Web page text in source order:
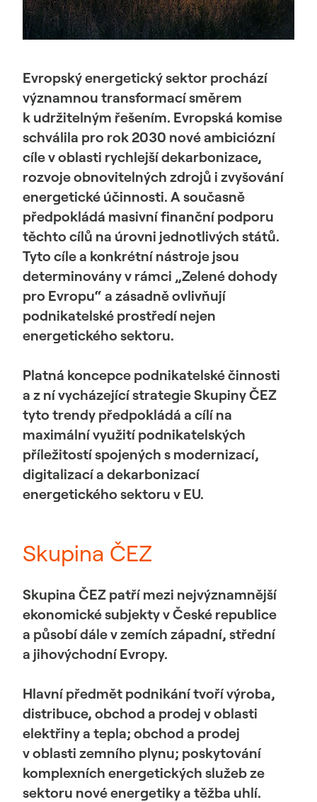
Evropský energetický sektor prochází
významnou transformací směrem
k udržitelným řešením. Evropská komise
schválila pro rok 2030 nové ambiciózní
cíle v oblasti rychlejší dekarbonizace,
rozvoje obnovitelných zdrojů i zvyšování
energetické účinnosti. A současně
předpokládá masivní finanční podporu
těchto cílů na úrovni jednotlivých států.
Tyto cíle a konkrétní nástroje jsou
determinovány v rámci „Zelené dohody
pro Evropu“ a zásadně ovlivňují
podnikatelské prostředí nejen
energetického sektoru.
Platná koncepce podnikatelské činnosti
a z ní vycházející strategie Skupiny ČEZ
tyto trendy předpokládá a cílí na
maximální využití podnikatelských
příležitostí spojených s modernizací,
digitalizací a dekarbonizací
energetického sektoru v EU.
Skupina ČEZ
Skupina ČEZ patří mezi nejvýznamnější
ekonomické subjekty v České republice
a působí dále v zemích západní, střední
a jihovýchodní Evropy.
Hlavní předmět podnikání tvoří výroba,
distribuce, obchod a prodej v oblasti
elektřiny a tepla; obchod a prodej
v oblasti zemního plynu; poskytování
komplexních energetických služeb ze
sektoru nové energetiky a těžba uhlí.